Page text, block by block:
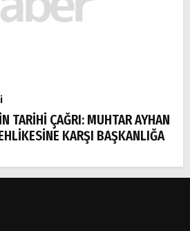
TARİHİ ÇAĞRI: MUHTAR AYHAN
KARŞI BAŞKANLIĞA